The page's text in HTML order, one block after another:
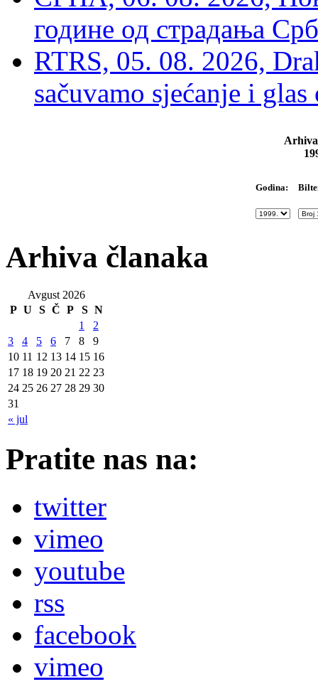
године од страдања
RTRS, 05. 08. 2026,
sačuvamo sjećanje i
Godina:
Arhiva članaka
Avgust 2026
P U S Č P S N
« jul
1
2
3
4 5 6 7 8
9
10 11 12 13 14 15 16
17 18 19 20 21 22 23
24 25 26 27 28 29 30
31
Pratite nas na:
twitter
vimeo
youtube
rss
facebook
vimeo